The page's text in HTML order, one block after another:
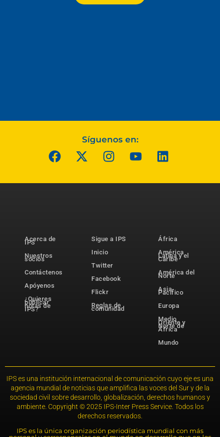
Síguenos en:
Acerca de
IPS
Nuestros
socios
Contáctenos
Apóyenos
¿Quieres
publicar
notas de
IPS?
Sigue a IPS
Inicio
Twitter
Facebook
Flickr
Reglas de
comunidad
África
América
Latina y el
Caribe
América del
Norte
Asia-
Pacífico
Europa
Medio
Oriente y
Norte de
África
Mundo
IPS es una institución internacional de comunicación cuyo eje es una
agencia mundial de noticias que amplifica las voces del Sur y de la
sociedad civil sobre desarrollo, globalización, derechos humanos y
ambiente. Copyright © 2025 IPS-Inter Press Service. Todos los
derechos reservados.
IPS es la única organización periodística mundial con más